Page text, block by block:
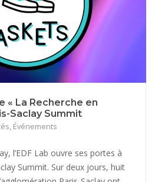
« La Recherche en
Saclay Summit
, Événements
l’EDF Lab ouvre ses portes à
Summit. Sur deux jours, huit